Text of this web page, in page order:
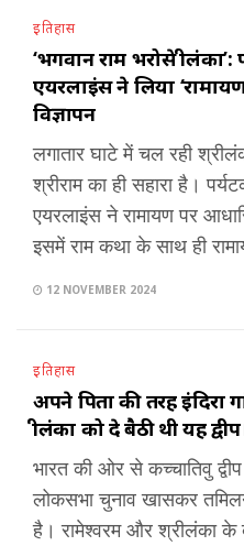
इतिहास
‘भगवान राम भरोसे
एयरलाइंस ने लिया
विज्ञापन
लगातार घाटे में चल रही
श्रीराम का ही सहारा है।
एयरलाइंस ने रामायण पर
इसमें राम कथा के साथ ही
12 NOVEMBER 2024
इतिहास
अपने पिता की तरह इंदिरा
श्रीलंका को दे बैठी थी यह
भारत की ओर से कच्चातिवु
लोकसभा चुनाव खासकर
है। रामेश्वरम और श्रीलंका के